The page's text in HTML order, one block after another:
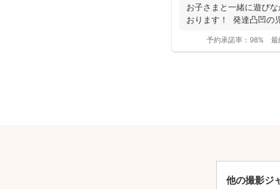
お子さまと一緒に遊び
おります！ 発達凸凹の
予約承諾率： 98% 最
他の撮影ジ